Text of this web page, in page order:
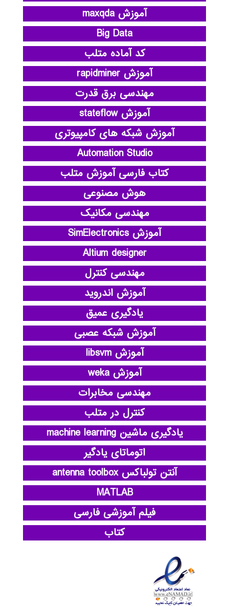
آموزش maxqda
Big Data
کد آماده متلب
آموزش rapidminer
مهندسی برق قدرت
آموزش stateflow
آموزش شبکه های کامپیوتری
Automation Studio
کتاب فارسی آموزش متلب
هوش مصنوعی
مهندسی مکانیک
آموزش SimElectronics
Altium designer
مهندسی کنترل
آموزش اندروید
یادگیری عمیق
آموزش شبکه عصبی
آموزش libsvm
آموزش weka
مهندسی مخابرات
کنترل در متلب
یادگیری ماشین machine learning
اتوماتای یادگیر
آنتن تولباکس antenna toolbox
MATLAB
فیلم آموزشی فارسی
کتاب